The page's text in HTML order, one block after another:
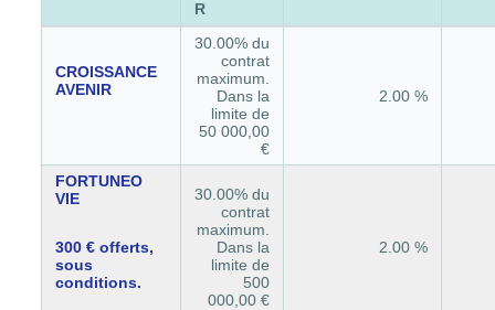
R
CROISSANCE
AVENIR
30.00% du
contrat
maximum.
Dans la
limite de
50 000,00
€
2.00 %
FORTUNEO
VIE
300 € offerts,
sous
conditions.
30.00% du
contrat
maximum.
Dans la
limite de
500
000,00 €
2.00 %